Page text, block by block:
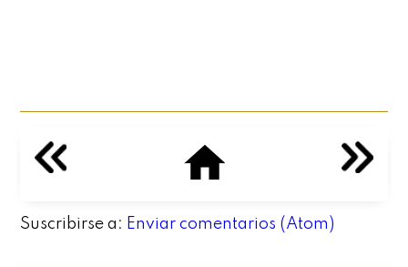
Suscribirse a: Enviar comentarios (Atom)